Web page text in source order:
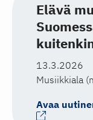
Elävä
13.3.2026
Musiikkiala
Avaa